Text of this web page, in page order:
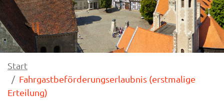
Start
Fahrgastbeförderungserlaubnis (erstmalige
Erteilung)